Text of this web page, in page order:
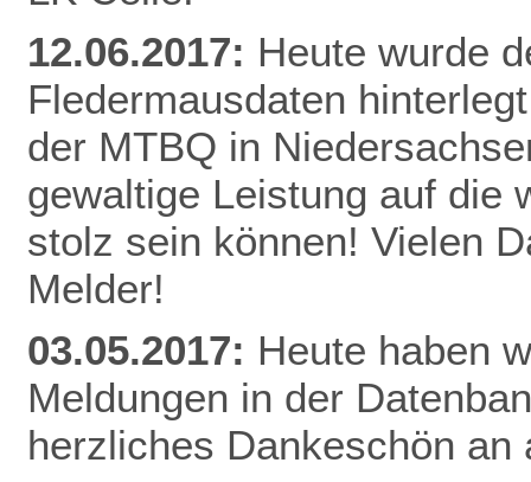
12.06.2017: Heute wurde
Fledermausdaten
der MTBQ in
gewaltige Leistung auf die
stolz sein können! Vielen
Melder!
03.05.2017: Heute haben
Meldungen in der
herzliches Dankeschön